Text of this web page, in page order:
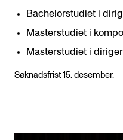
Bachelorstudiet i
Masterstudiet i
Masterstudiet i
Søknadsfrist 15. desember.